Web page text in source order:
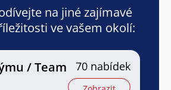
na jiné zajímavé
ve vašem okolí:
/ Team
70 nabídek